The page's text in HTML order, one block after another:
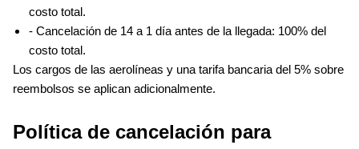
costo total.
- Cancelación de 14 a 1 día antes de la llegada: 100% del
costo total.
Los cargos de las aerolíneas y una tarifa bancaria del 5% sobre
reembolsos se aplican adicionalmente.
Política de cancelación para